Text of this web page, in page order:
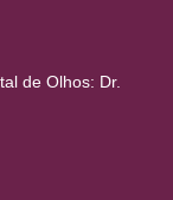
de Olhos: Dr.